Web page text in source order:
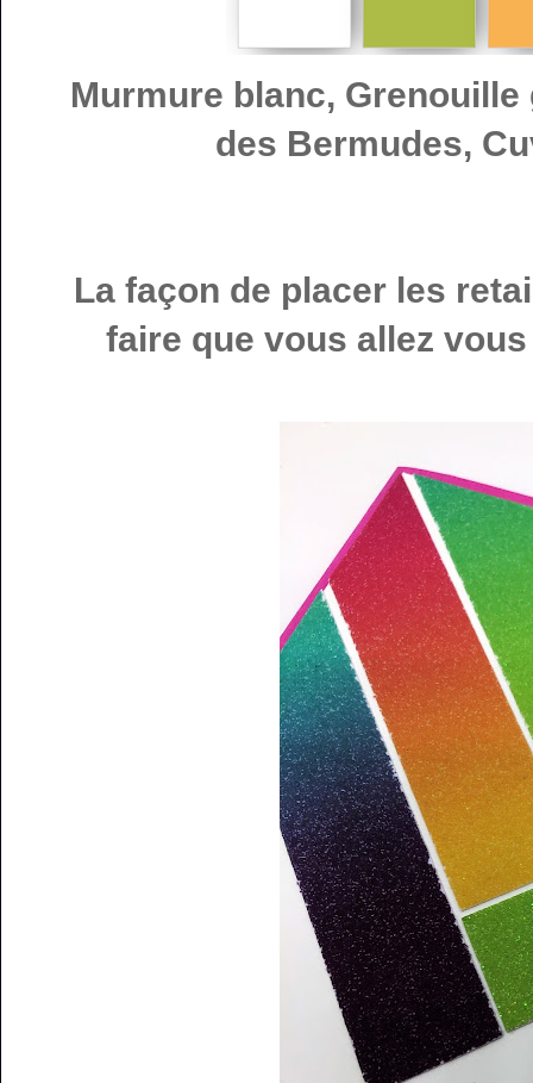
Murmure blanc,
des Bermudes,
La façon de placer les
faire que vous allez